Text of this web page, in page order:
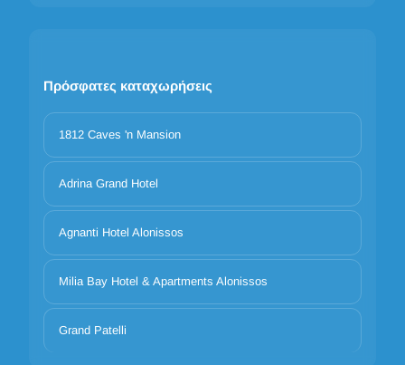
Πρόσφατες καταχωρήσεις
1812 Caves 'n Mansion
Adrina Grand Hotel
Agnanti Hotel Alonissos
Milia Bay Hotel & Apartments Alonissos
Grand Patelli